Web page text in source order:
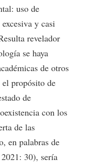
uso de
y casi
revelador
se haya
de otros
el propósito de
de
con los
de las
en palabras de
30), sería